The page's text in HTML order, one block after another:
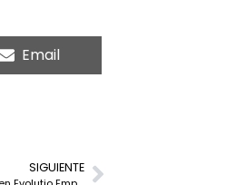
Email
SIGUIENTE